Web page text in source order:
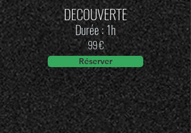
DECOUVERTE
Durée : 1h
99 €
Réserver